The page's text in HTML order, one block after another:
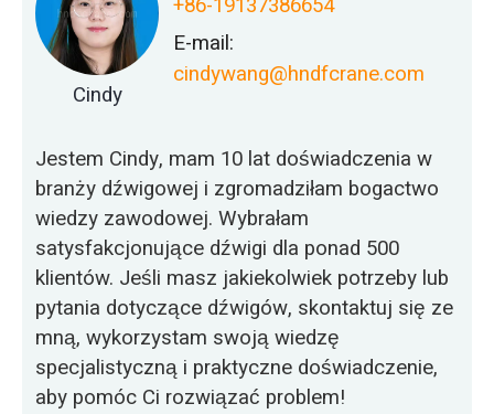
Cindy
E-mail:
cindywang@hndfcrane.com
Jestem Cindy, mam 10 lat doświadczenia w
branży dźwigowej i zgromadziłam bogactwo
wiedzy zawodowej. Wybrałam
satysfakcjonujące dźwigi dla ponad 500
klientów. Jeśli masz jakiekolwiek potrzeby lub
pytania dotyczące dźwigów, skontaktuj się ze
mną, wykorzystam swoją wiedzę
specjalistyczną i praktyczne doświadczenie,
aby pomóc Ci rozwiązać problem!